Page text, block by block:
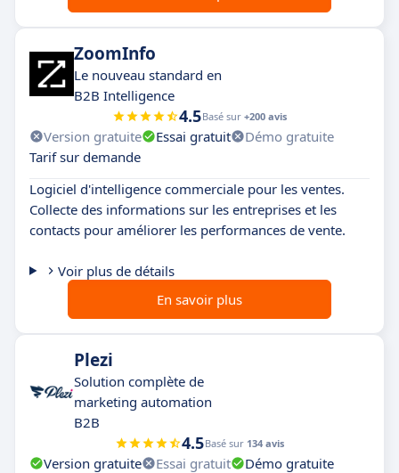
ZoomInfo
Le nouveau standard en
B2B Intelligence
4.5Basé sur +200 avis
Version gratuite Essai gratuit
Démo gratuite
Tarif sur demande
Logiciel d'intelligence commerciale pour les ventes.
Collecte des informations sur les entreprises et les
contacts pour améliorer les performances de vente.
Voir plus de détails
En savoir plus
Plezi
Solution complète de
marketing automation
B2B
4.5Basé sur 134 avis
Version gratuite Essai gratuit
Démo gratuite